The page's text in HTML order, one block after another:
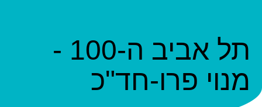
תל אביב ה-100 -
מנוי פרו-חד"כ